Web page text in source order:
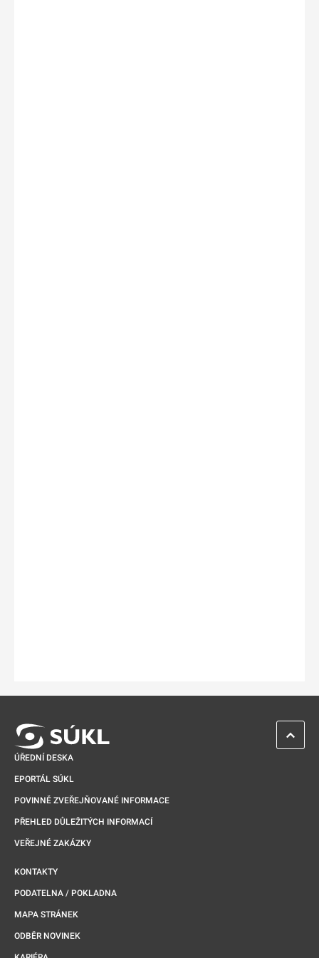
ÚŘEDNÍ DESKA
EPORTÁL SÚKL
POVINNĚ ZVEŘEJŇOVANÉ INFORMACE
PŘEHLED DŮLEŽITÝCH INFORMACÍ
VEŘEJNÉ ZAKÁZKY
KONTAKTY
PODATELNA / POKLADNA
MAPA STRÁNEK
ODBĚR NOVINEK
ZPĚT